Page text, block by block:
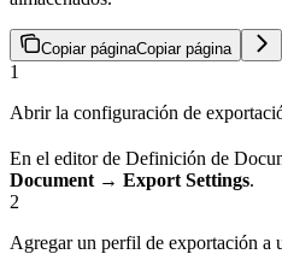
Copiar páginaCopiar página
1
Abrir la configuración de
En el editor de Definición de
Document → Export Settings.
2
Agregar un perfil de exportación a